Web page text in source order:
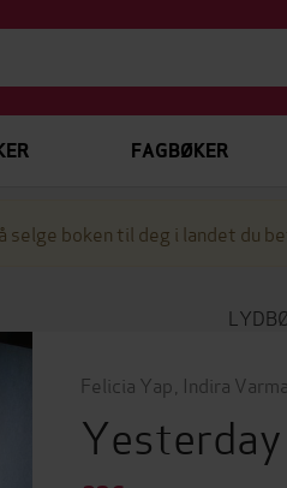
FAGBØKER
boken til deg i landet du
Felicia Yap Indira Varma
Yesterday